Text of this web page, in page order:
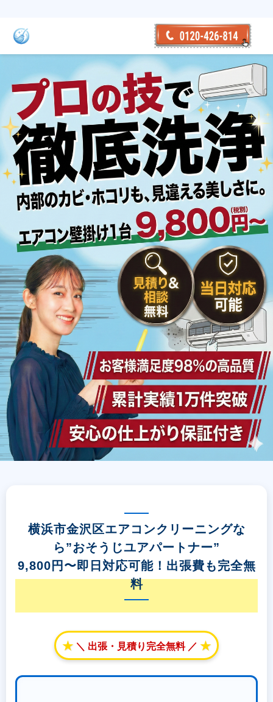
横浜市金沢区エアコンクリーニングな
ら”おそうじユアパートナー”
9,800円〜即日対応可能！出張費も完全無
料
★ ＼ 出張・見積り完全無料 ／ ★